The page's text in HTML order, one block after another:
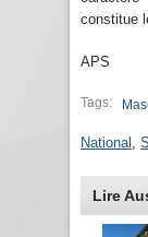
constitue
APS
Tags:
National
Lire